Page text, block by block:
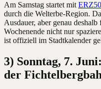
Am Samstag startet mit
durch die Welterbe-Region.
Ausdauer, aber genau
Wochenende nicht nur
ist offiziell im Stadtkalender
3) Sonntag, 7.
der